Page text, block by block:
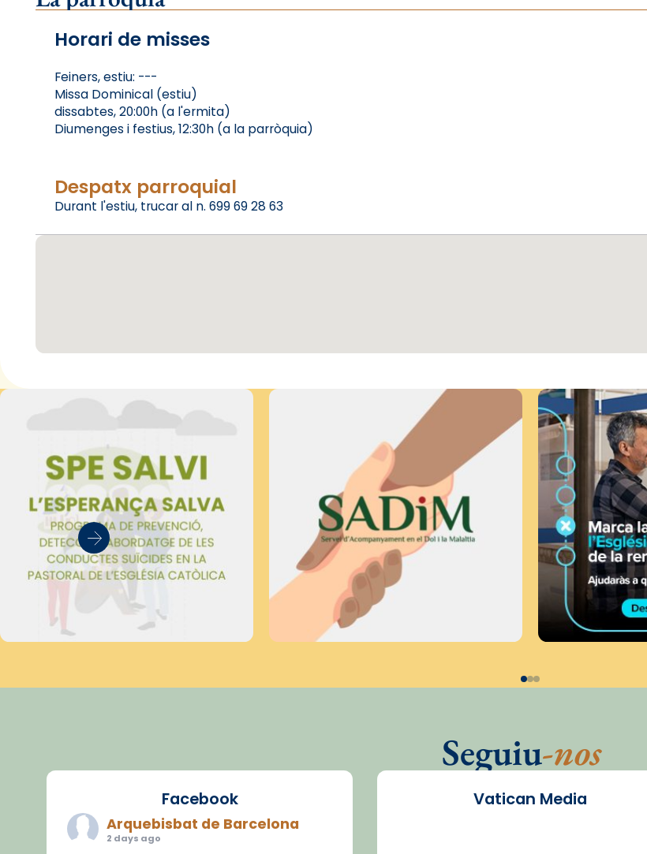
Horari de misses
Feiners, estiu: ---
Missa Dominical (estiu)
dissabtes, 20:00h (a l'ermita)
Diumenges i festius, 12:30h (a la parròquia)
Despatx parroquial
Durant l'estiu, trucar al n. 699 69 28 63
Seguiu-nos
Facebook
Arquebisbat de Barcelona
2 days ago
Vatican Media